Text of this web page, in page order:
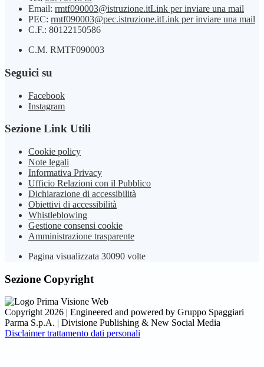
Email: rmtf090003@istruzione.itLink per inviare una mail
PEC: rmtf090003@pec.istruzione.itLink per inviare una mail
C.F.: 80122150586
C.M. RMTF090003
Seguici su
Facebook
Instagram
Sezione Link Utili
Cookie policy
Note legali
Informativa Privacy
Ufficio Relazioni con il Pubblico
Dichiarazione di accessibilità
Obiettivi di accessibilità
Whistleblowing
Gestione consensi cookie
Amministrazione trasparente
Pagina visualizzata 30090 volte
Sezione Copyright
Copyright 2026 | Engineered and powered by Gruppo Spaggiari
Parma S.p.A. | Divisione Publishing & New Social Media
Disclaimer trattamento dati personali